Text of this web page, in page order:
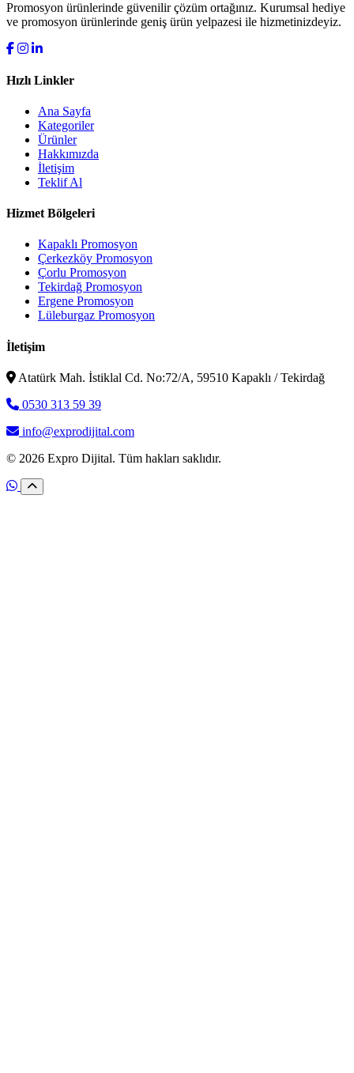
Promosyon ürünlerinde güvenilir çözüm ortağınız. Kurumsal hediye
ve promosyon ürünlerinde geniş ürün yelpazesi ile hizmetinizdeyiz.
Hızlı Linkler
Ana Sayfa
Kategoriler
Ürünler
Hakkımızda
İletişim
Teklif Al
Hizmet Bölgeleri
Kapaklı Promosyon
Çerkezköy Promosyon
Çorlu Promosyon
Tekirdağ Promosyon
Ergene Promosyon
Lüleburgaz Promosyon
İletişim
Atatürk Mah. İstiklal Cd. No:72/A, 59510 Kapaklı / Tekirdağ
0530 313 59 39
info@exprodijital.com
© 2026 Expro Dijital. Tüm hakları saklıdır.